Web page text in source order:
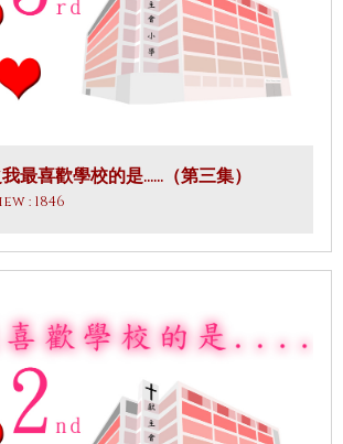
最喜歡學校的是……（第三集）
: 1846